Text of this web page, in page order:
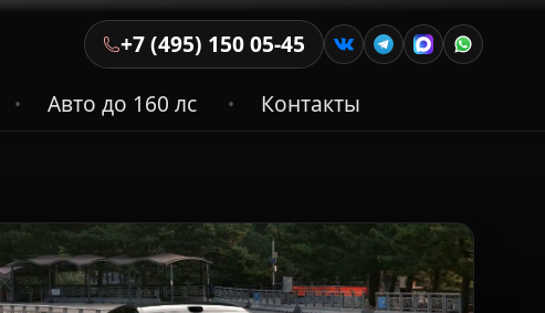
+7 (495) 150 05-45
• Авто до 160 лс • Контакты